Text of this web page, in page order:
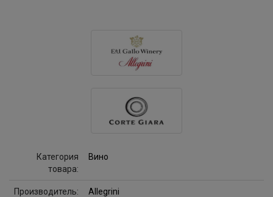
Категория
товара:
Вино
Производитель: Allegrini